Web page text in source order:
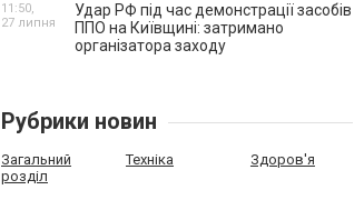
Удар РФ під час демонстрації засобів
ППО на Київщині: затримано
організатора заходу
11:50,
27 липня
Рубрики новин
Загальний
розділ
Техніка Здоров'я